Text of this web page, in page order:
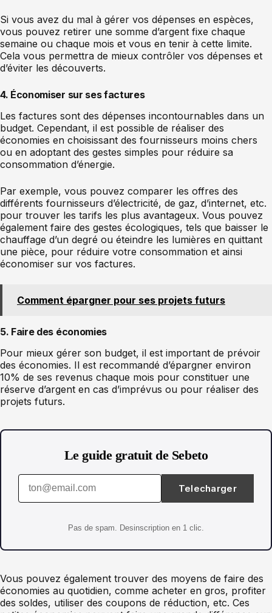
Si vous avez du mal à gérer vos dépenses en espèces,
vous pouvez retirer une somme d’argent fixe chaque
semaine ou chaque mois et vous en tenir à cette limite.
Cela vous permettra de mieux contrôler vos dépenses et
d’éviter les découverts.
4. Économiser sur ses factures
Les factures sont des dépenses incontournables dans un
budget. Cependant, il est possible de réaliser des
économies en choisissant des fournisseurs moins chers
ou en adoptant des gestes simples pour réduire sa
consommation d’énergie.
Par exemple, vous pouvez comparer les offres des
différents fournisseurs d’électricité, de gaz, d’internet, etc.
pour trouver les tarifs les plus avantageux. Vous pouvez
également faire des gestes écologiques, tels que baisser le
chauffage d’un degré ou éteindre les lumières en quittant
une pièce, pour réduire votre consommation et ainsi
économiser sur vos factures.
Comment épargner pour ses projets futurs
5. Faire des économies
Pour mieux gérer son budget, il est important de prévoir
des économies. Il est recommandé d’épargner environ
10% de ses revenus chaque mois pour constituer une
réserve d’argent en cas d’imprévus ou pour réaliser des
projets futurs.
Le guide gratuit de Sebeto
Telecharger
Pas de spam. Desinscription en 1 clic.
Vous pouvez également trouver des moyens de faire des
économies au quotidien, comme acheter en gros, profiter
des soldes, utiliser des coupons de réduction, etc. Ces